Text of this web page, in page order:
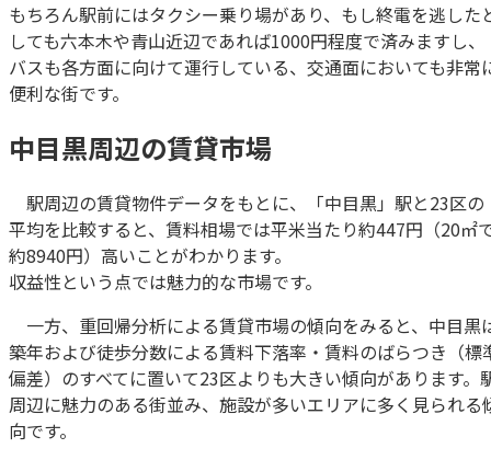
もちろん駅前にはタクシー乗り場があり、もし終電を逃した
しても六本木や青山近辺であれば1000円程度で済みますし、
バスも各方面に向けて運行している、交通面においても非常
便利な街です。
中目黒周辺の賃貸市場
駅周辺の賃貸物件データをもとに、「中目黒」駅と23区の
平均を比較すると、賃料相場では平米当たり約447円（20㎡
約8940円）高いことがわかります。
収益性という点では魅力的な市場です。
一方、重回帰分析による賃貸市場の傾向をみると、中目黒
築年および徒歩分数による賃料下落率・賃料のばらつき（標
偏差）のすべてに置いて23区よりも大きい傾向があります。
周辺に魅力のある街並み、施設が多いエリアに多く見られる
向です。